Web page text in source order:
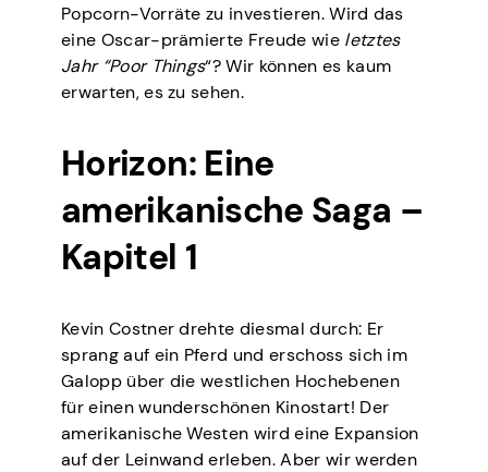
Popcorn-Vorräte zu investieren. Wird das
eine Oscar-prämierte Freude wie letztes
Jahr “Poor Things“? Wir können es kaum
erwarten, es zu sehen.
Horizon: Eine
amerikanische Saga –
Kapitel 1
Kevin Costner drehte diesmal durch: Er
sprang auf ein Pferd und erschoss sich im
Galopp über die westlichen Hochebenen
für einen wunderschönen Kinostart! Der
amerikanische Westen wird eine Expansion
auf der Leinwand erleben. Aber wir werden